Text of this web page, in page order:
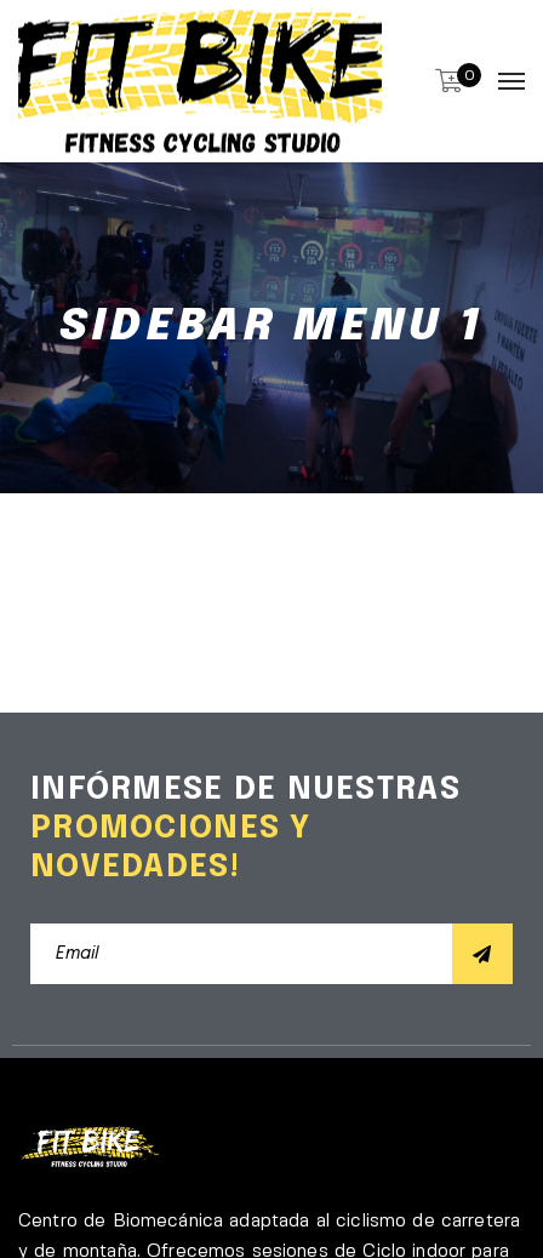
0
SIDEBAR MENU 1
INFÓRMESE DE NUESTRAS
PROMOCIONES Y
NOVEDADES!
Centro de Biomecánica adaptada al ciclismo de carretera
y de montaña. Ofrecemos sesiones de Ciclo indoor para